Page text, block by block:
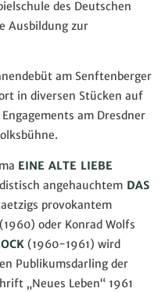
des Deutschen
Ausbildung zur
am Senftenberger
in diversen Stücken auf
am Dresdner
EINE ALTE LIEBE
angehauchtem DAS
provokantem
(1960) oder Konrad Wolfs
(1960-1961) wird
Publikumsdarling der
„Neues Leben“ 1961